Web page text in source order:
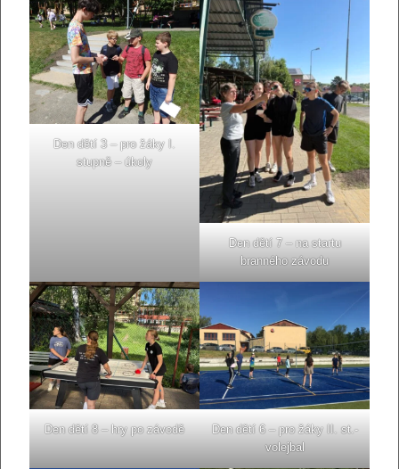
Den dětí 3 – pro žáky I.
stupně – úkoly
Den dětí 7 – na startu
branného závodu
Den dětí 8 – hry po závodě
Den dětí 6 – pro žáky II. st.-
volejbal